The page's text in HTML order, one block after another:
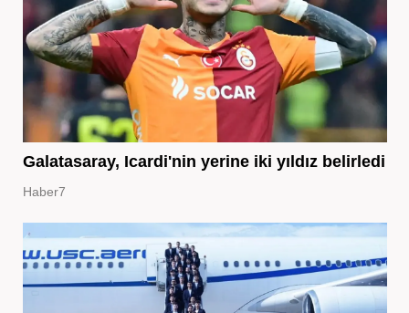
Galatasaray, Icardi'nin yerine iki yıldız belirledi
Haber7